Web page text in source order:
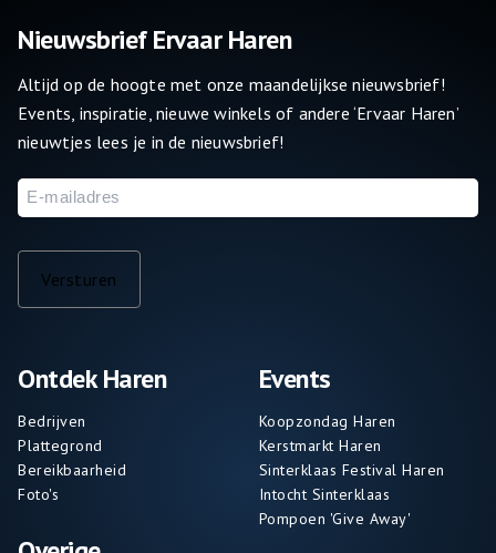
Ontdek Haren
Bedrijven
Plattegrond
Bereikbaarheid
Foto's
Events
Koopzondag Haren
Kerstmarkt Haren
Sinterklaas Festival Haren
Intocht Sinterklaas
Pompoen 'Give Away'
Nieuwsbrief Ervaar Haren
Altijd op de hoogte met onze maandelijkse nieuwsbrief!
Events, inspiratie, nieuwe winkels of andere ‘Ervaar Haren’
nieuwtjes lees je in de nieuwsbrief!
E-
mailadres
Versturen